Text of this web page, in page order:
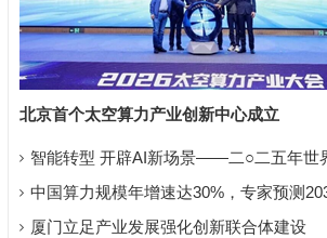
北京首个太空算力产业创新中心成立
智能转型 开辟AI新场景——二○二五年世
工智能篇
中国算力规模年增速达30%，专家预测
超11万亿元
厦门立足产业发展强化创新联合体建设